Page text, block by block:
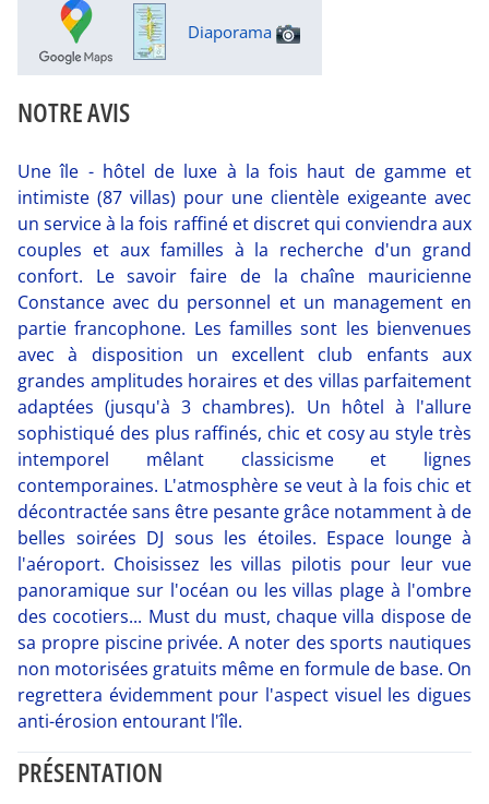
Diaporama
NOTRE AVIS
Une île - hôtel de luxe à la fois haut de gamme et
intimiste (87 villas) pour une clientèle exigeante avec
un service à la fois raffiné et discret qui conviendra aux
couples et aux familles à la recherche d'un grand
confort. Le savoir faire de la chaîne mauricienne
Constance avec du personnel et un management en
partie francophone. Les familles sont les bienvenues
avec à disposition un excellent club enfants aux
grandes amplitudes horaires et des villas parfaitement
adaptées (jusqu'à 3 chambres). Un hôtel à l'allure
sophistiqué des plus raffinés, chic et cosy au style très
intemporel mêlant classicisme et lignes
contemporaines. L'atmosphère se veut à la fois chic et
décontractée sans être pesante grâce notamment à de
belles soirées DJ sous les étoiles. Espace lounge à
l'aéroport. Choisissez les villas pilotis pour leur vue
panoramique sur l'océan ou les villas plage à l'ombre
des cocotiers... Must du must, chaque villa dispose de
sa propre piscine privée. A noter des sports nautiques
non motorisées gratuits même en formule de base. On
regrettera évidemment pour l'aspect visuel les digues
anti-érosion entourant l'île.
PRÉSENTATION